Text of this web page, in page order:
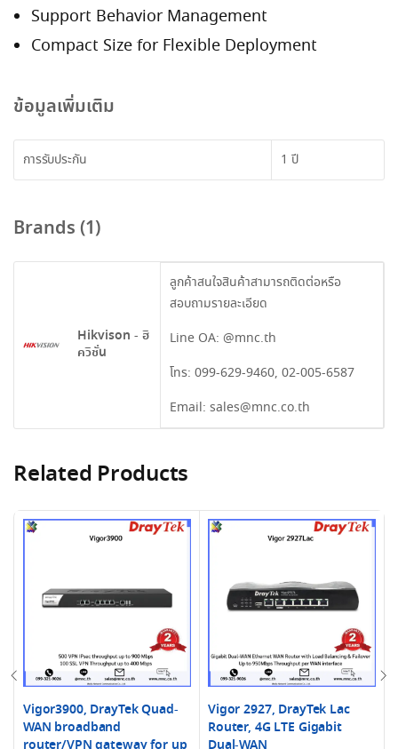
Support Behavior Management
Compact Size for Flexible Deployment
ข้อมูลเพิ่มเติม
การรับประกัน 1 ปี
Brands (1)
Hikvison - ฮิ
ควิชั่น
ลูกค้าสนใจสินค้าสามารถติดต่อหรือ
สอบถามรายละเอียด
Line OA: @mnc.th
โทร: 099-629-9460, 02-005-6587
Email: sales@mnc.co.th
Related Products
Vigor3900, DrayTek Quad-
WAN broadband
router/VPN gateway for up
Vigor 2927, DrayTek Lac
Router, 4G LTE Gigabit
Dual-WAN